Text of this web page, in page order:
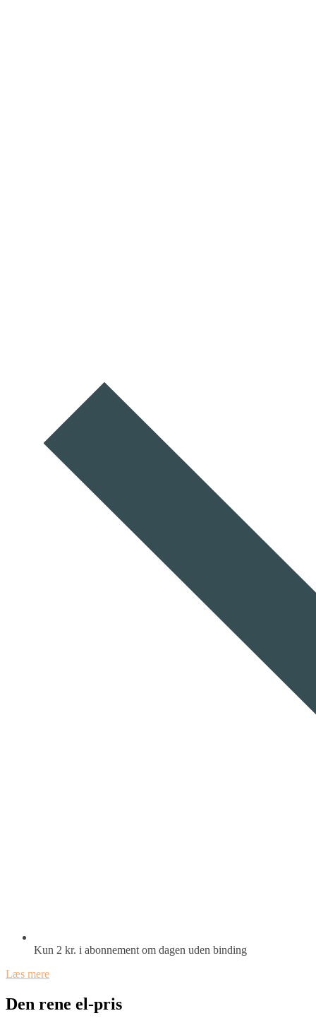
Kun 2 kr. i abonnement om dagen uden binding
Læs mere
Den rene el-pris